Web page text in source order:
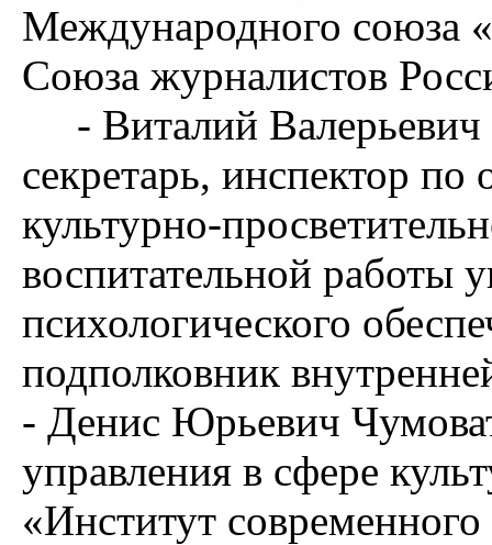
Международного союза
Союза журналистов
- Виталий Валерьевич
секретарь, инспектор
культурно-
воспитательной работы
психологического
подполковник
- Денис Юрьевич
управления в сфере
«Институт современного